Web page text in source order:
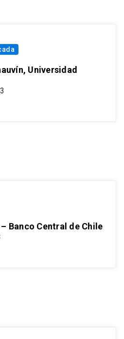
Universidad
Banco Central de Chile